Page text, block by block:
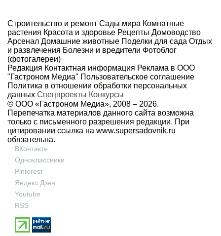
Строительство и ремонт Сады мира Комнатные
растения Красота и здоровье Рецепты Домоводство
Арсенал Домашние животные Поделки для сада Отдых
и развлечения Болезни и вредители Фотоблог
(фотогалереи)
Редакция Контактная информация Реклама в ООО
"Гастроном Медиа" Пользовательское соглашение
Политика в отношении обработки персональных
данных Спецпроекты Конкурсы
© ООО «Гастроном Медиа», 2008 – 2026.
Перепечатка материалов данного сайта возможна
только с письменного разрешения редакции. При
цитировании ссылка на www.supersadovnik.ru
обязательна.
ВКонтакте
Одноклассники
Pinterest
Яндекс Дзен
Youtube
RSS